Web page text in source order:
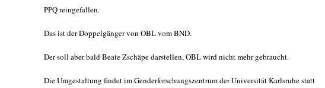
PPQ reingefallen.
Das ist der Doppelgänger von OBL vom BND.
Der soll aber bald Beate Zschäpe darstellen, OBL wird nicht mehr gebraucht.
Die Umgestaltung findet im Genderforschungszentrum der Universität Karlsruhe statt